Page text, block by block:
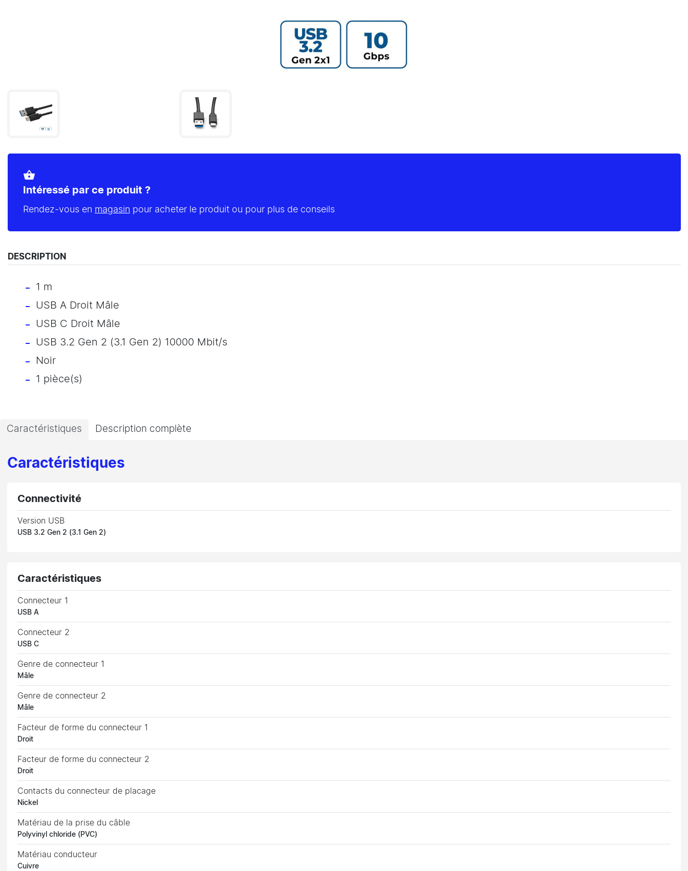
shopping_basket
Intéressé par ce produit ?
Rendez-vous en magasin pour acheter le produit ou pour plus de conseils
DESCRIPTION
1 m
USB A Droit Mâle
USB C Droit Mâle
USB 3.2 Gen 2 (3.1 Gen 2) 10000 Mbit/s
Noir
1 pièce(s)
Caractéristiques Description complète
Caractéristiques
Connectivité
Version USB
USB 3.2 Gen 2 (3.1 Gen 2)
Caractéristiques
Connecteur 1
USB A
Connecteur 2
USB C
Genre de connecteur 1
Mâle
Genre de connecteur 2
Mâle
Facteur de forme du connecteur 1
Droit
Facteur de forme du connecteur 2
Droit
Contacts du connecteur de placage
Nickel
Matériau de la prise du câble
Polyvinyl chloride (PVC)
Matériau conducteur
Cuivre